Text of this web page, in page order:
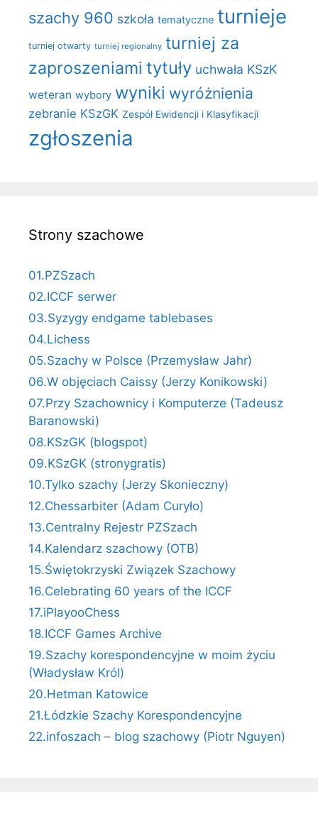
szachy 960 szkoła tematyczne turnieje
turniej otwarty turniej regionalny turniej za
zaproszeniami tytuły uchwała KSzK
weteran wybory wyniki wyróżnienia
zebranie KSzGK Zespół Ewidencji i Klasyfikacji
zgłoszenia
Strony szachowe
01.PZSzach
02.ICCF serwer
03.Syzygy endgame tablebases
04.Lichess
05.Szachy w Polsce (Przemysław Jahr)
06.W objęciach Caissy (Jerzy Konikowski)
07.Przy Szachownicy i Komputerze (Tadeusz
Baranowski)
08.KSzGK (blogspot)
09.KSzGK (stronygratis)
10.Tylko szachy (Jerzy Skonieczny)
12.Chessarbiter (Adam Curyło)
13.Centralny Rejestr PZSzach
14.Kalendarz szachowy (OTB)
15.Świętokrzyski Związek Szachowy
16.Celebrating 60 years of the ICCF
17.iPlayooChess
18.ICCF Games Archive
19.Szachy korespondencyjne w moim życiu
(Władysław Król)
20.Hetman Katowice
21.Łódzkie Szachy Korespondencyjne
22.infoszach – blog szachowy (Piotr Nguyen)